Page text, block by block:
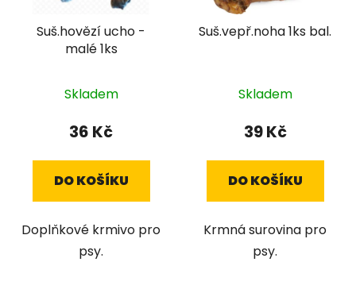
Suš.hovězí ucho -
malé 1ks
Skladem
36 Kč
DO KOŠÍKU
Doplňkové krmivo pro
psy.
Suš.vepř.noha 1ks bal.
Skladem
39 Kč
DO KOŠÍKU
Krmná surovina pro
psy.